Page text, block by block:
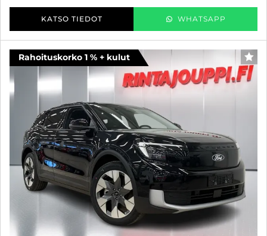
KATSO TIEDOT WHATSAPP
Rahoituskorko 1 % + kulut